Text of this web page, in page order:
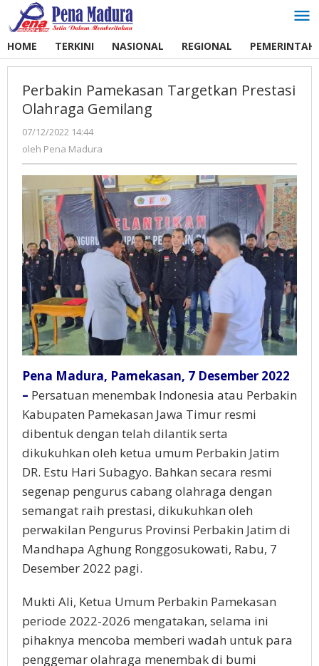
Lewati
ke
HOME TERKINI NASIONAL REGIONAL
Perbakin Pamekasan Targetkan Prestasi
Olahraga Gemilang
07/12/2022 14:44
Pena
oleh Pena Madura
Pena Madura, Pamekasan, 7 Desember 2022
– Persatuan menembak Indonesia atau Perbakin
Kabupaten Pamekasan Jawa Timur resmi
dibentuk dengan telah dilantik serta
dikukuhkan oleh ketua umum Perbakin Jatim
DR. Estu Hari Subagyo. Bahkan secara resmi
segenap pengurus cabang olahraga dengan
semangat raih prestasi, dikukuhkan oleh
perwakilan Pengurus Provinsi Perbakin Jatim di
Mandhapa Aghung Ronggosukowati, Rabu, 7
Desember 2022 pagi.
Mukti Ali, Ketua Umum Perbakin Pamekasan
periode 2022-2026 mengatakan, selama ini
pihaknya mencoba memberi wadah untuk para
penggemar olahraga menembak di bumi